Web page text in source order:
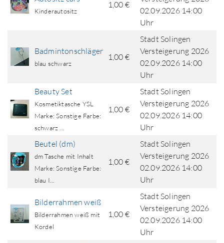
Kinderautositz
1,00 €
02.09.2026 14:00
Uhr
Badmintonschläger
blau schwarz
1,00 €
Stadt Solingen
Versteigerung 2026
02.09.2026 14:00
Uhr
Beauty Set
Kosmetiktasche YSL
Marke: Sonstige Farbe:
schwarz ...
1,00 €
Stadt Solingen
Versteigerung 2026
02.09.2026 14:00
Uhr
Beutel (dm)
dm Tasche mit Inhalt
Marke: Sonstige Farbe:
blau I...
1,00 €
Stadt Solingen
Versteigerung 2026
02.09.2026 14:00
Uhr
Bilderrahmen weiß
Bilderrahmen weiß mit
Kordel
1,00 €
Stadt Solingen
Versteigerung 2026
02.09.2026 14:00
Uhr